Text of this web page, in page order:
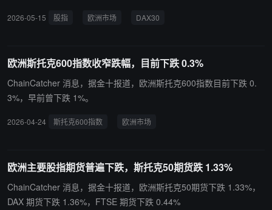
化其全球合规框架。未来，Gate Europe 将继续加强其在欧洲市场的
2026-05-15 股指 欧洲市场 DAX30
欧洲斯托克600指数收窄跌幅，目前下跌 0.3%
ChainCatcher 消息，据金十报道，欧洲斯托克600指数目前下跌 0.
3%，早前曾下跌 1%。
2026-04-24 斯托克600指数 欧洲市场
欧洲主要股指期货普遍下跌，斯托克50期货跌 1.33%
ChainCatcher 消息，据金十报道，欧洲斯托克50期货下跌 1.33%，
DAX 期货下跌 1.36%，FTSE 期货下跌 0.44%